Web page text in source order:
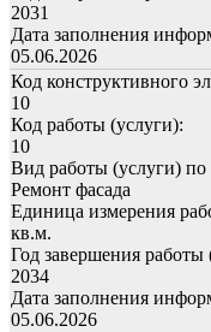
2031
Дата заполнения
05.06.2026
Код конструктивного
10
Код работы (услуги):
10
Вид работы (услуги)
Ремонт фасада
Единица измерения
кв.м.
Год завершения работы
2034
Дата заполнения
05.06.2026